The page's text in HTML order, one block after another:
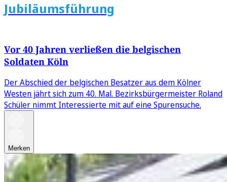
Jubiläumsführung
Vor 40 Jahren verließen die belgischen
Soldaten Köln
Der Abschied der belgischen Besatzer aus dem Kölner
Westen jährt sich zum 40. Mal. Bezirksbürgermeister Roland
Schüler nimmt Interessierte mit auf eine Spurensuche.
Merken